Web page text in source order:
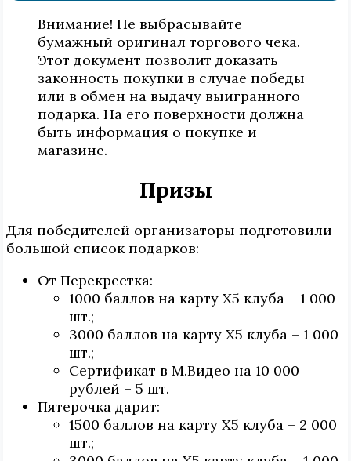
Внимание! Не выбрасывайте
бумажный оригинал торгового чека.
Этот документ позволит доказать
законность покупки в случае победы
или в обмен на выдачу выигранного
подарка. На его поверхности должна
быть информация о покупке и
магазине.
Призы
Для победителей организаторы подготовили
большой список подарков:
От Перекрестка:
1000 баллов на карту Х5 клуба – 1 000
шт.;
3000 баллов на карту Х5 клуба – 1 000
шт.;
Сертификат в М.Видео на 10 000
рублей – 5 шт.
Пятерочка дарит:
1500 баллов на карту Х5 клуба – 2 000
шт.;